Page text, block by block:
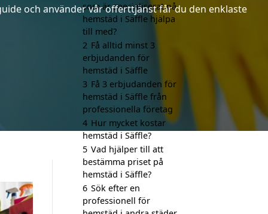
och använder vår offerttjänst får du den enklaste
som är specialiserat på
hemstäd i Säffle hjälpa
till med?
2 Få alltid minst 3
erbjudanden för
hemstäd i Säffle
3 Få 3 erbjudanden för
hemstäd i Säffle från
professionella företag
4 Hur mycket kostar
hemstäd i Säffle?
5 Vad hjälper till att
bestämma priset på
hemstäd i Säffle?
6 Sök efter en
professionell för